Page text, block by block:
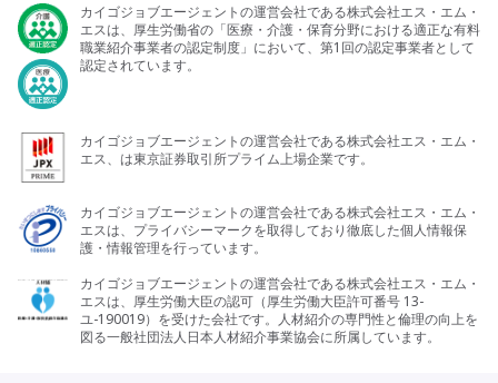
カイゴジョブエージェントの運営会社である株式会社エス・エム・
エスは、厚生労働省の「医療・介護・保育分野における適正な有料
職業紹介事業者の認定制度」において、第1回の認定事業者として
認定されています。
カイゴジョブエージェントの運営会社である株式会社エス・エム・
エス、は東京証券取引所プライム上場企業です。
カイゴジョブエージェントの運営会社である株式会社エス・エム・
エスは、プライバシーマークを取得しており徹底した個人情報保
護・情報管理を行っています。
カイゴジョブエージェントの運営会社である株式会社エス・エム・
エスは、厚生労働大臣の認可（厚生労働大臣許可番号 13-
ユ-190019）を受けた会社です。人材紹介の専門性と倫理の向上を
図る一般社団法人日本人材紹介事業協会に所属しています。